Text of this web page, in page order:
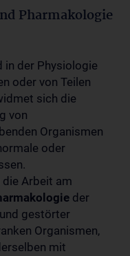
Pharmakologie
in der Physiologie
oder von Teilen
sich die
von
Organismen
oder
Arbeit am
der
gestörter
Organismen,
mit